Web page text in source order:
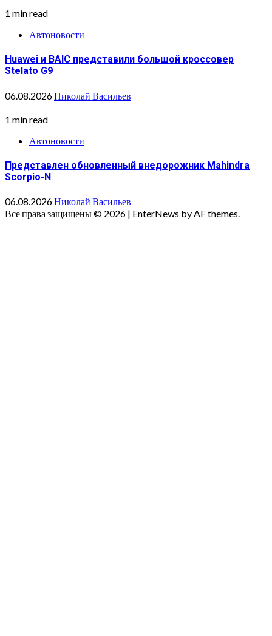
1 min read
Автоновости
Huawei и BAIC представили большой кроссовер
Stelato G9
06.08.2026Николай Васильев
1 min read
Автоновости
Представлен обновленный внедорожник Mahindra
Scorpio-N
06.08.2026Николай Васильев
Все права защищены © 2026 | EnterNews by AF themes.